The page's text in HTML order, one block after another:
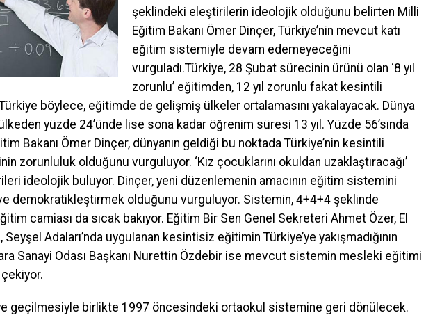
şeklindeki eleştirilerin ideolojik olduğunu belirten Milli
Eğitim Bakanı Ömer Dinçer, Türkiye’nin mevcut katı
eğitim sistemiyle devam edemeyeceğini
vurguladı.Türkiye, 28 Şubat sürecinin ürünü olan ‘8 yıl
zorunlu’ eğitimden, 12 yıl zorunlu fakat kesintili
böylece, eğitimde de gelişmiş ülkeler ortalamasını yakalayacak. Dünya
yüzde 24’ünde lise sona kadar öğrenim süresi 13 yıl. Yüzde 56’sında
Bakanı Ömer Dinçer, dünyanın geldiği bu noktada Türkiye’nin kesintili
zorunluluk olduğunu vurguluyor. ‘Kız çocuklarını okuldan uzaklaştıracağı’
ideolojik buluyor. Dinçer, yeni düzenlemenin amacının eğitim sistemini
demokratikleştirmek olduğunu vurguluyor. Sistemin, 4+4+4 şeklinde
camiası da sıcak bakıyor. Eğitim Bir Sen Genel Sekreteri Ahmet Özer, El
Seyşel Adaları’nda uygulanan kesintisiz eğitimin Türkiye’ye yakışmadığının
Sanayi Odası Başkanı Nurettin Özdebir ise mevcut sistemin mesleki eğitimi
geçilmesiyle birlikte 1997 öncesindeki ortaokul sistemine geri dönülecek.